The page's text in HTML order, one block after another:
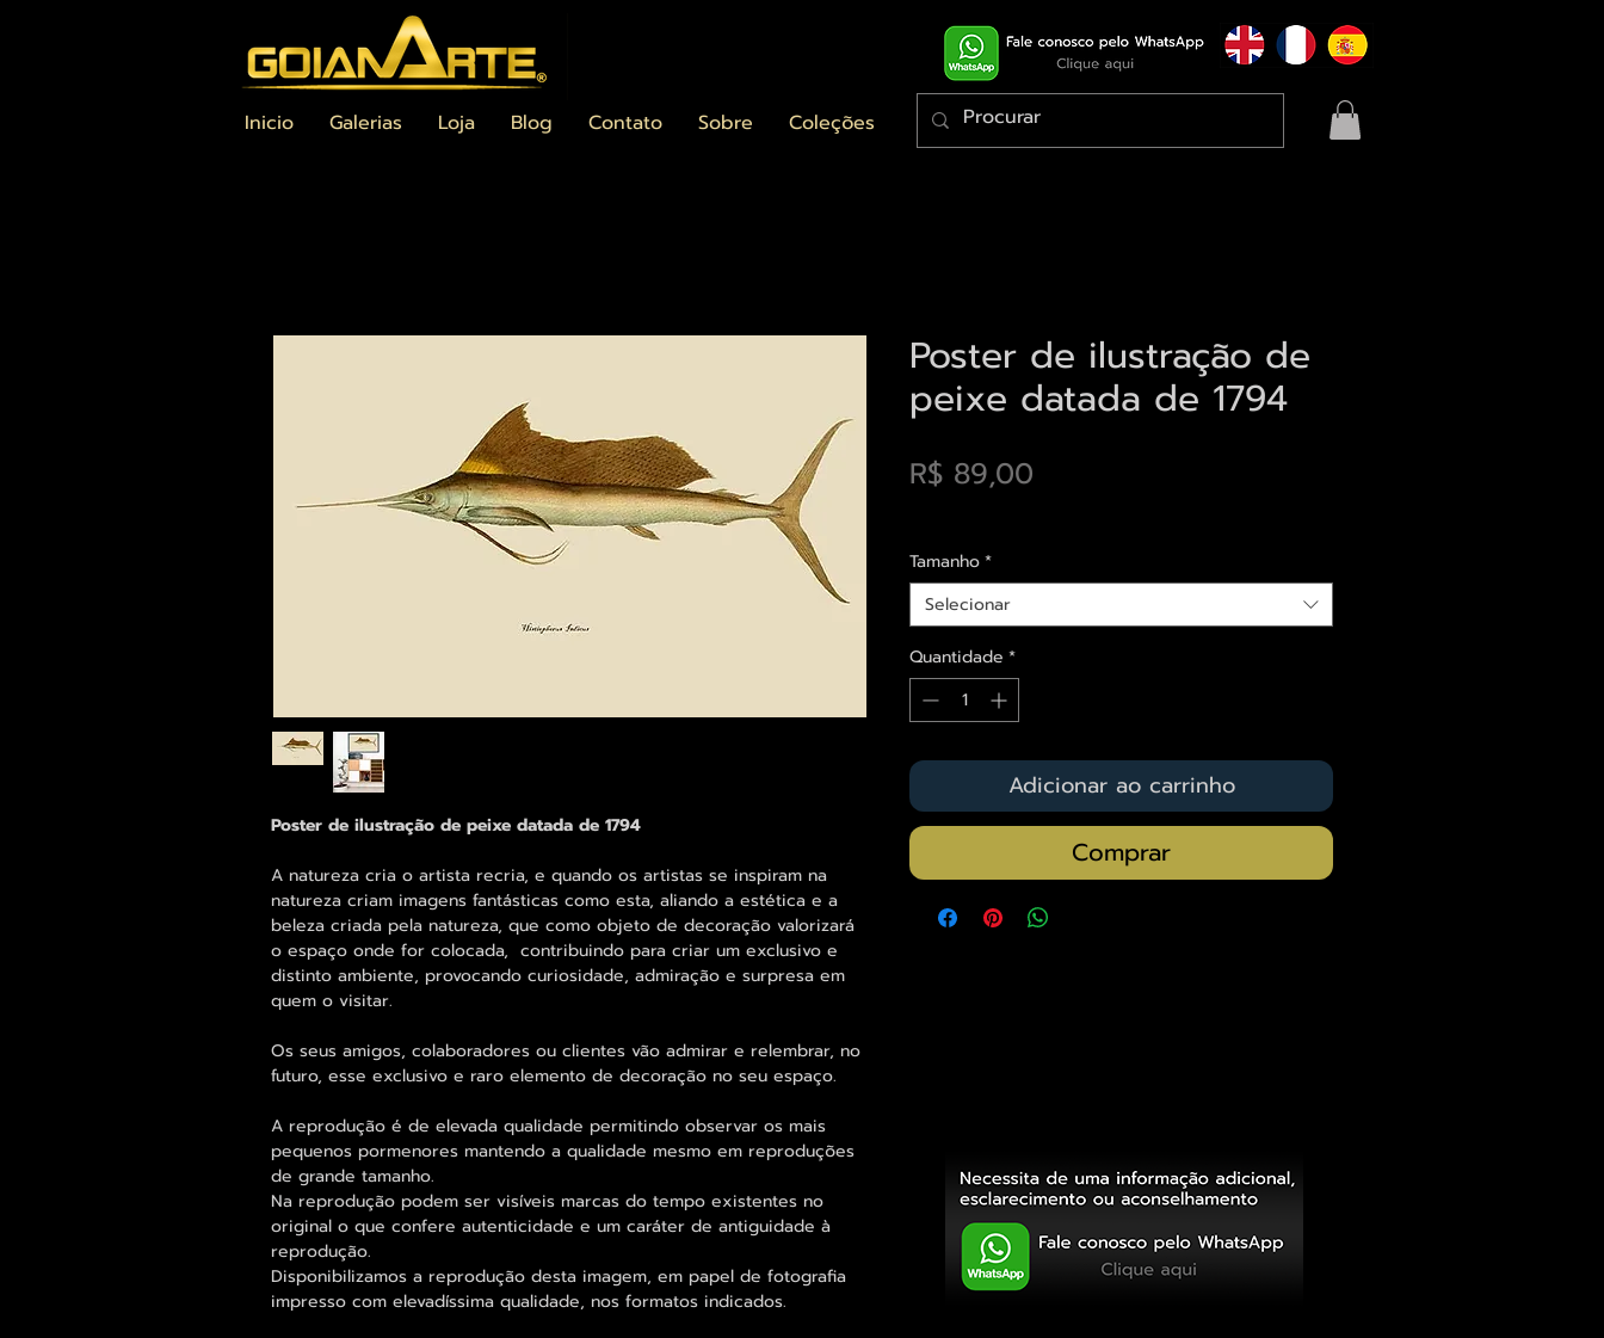
Inicio Galerias Loja Blog Contato Sobre Coleções
Poster de ilustração de peixe datada de 1794
A natureza cria o artista recria, e quando os artistas se inspiram na
natureza criam imagens fantásticas como esta, aliando a estética e a
beleza criada pela natureza, que como objeto de decoração valorizará
o espaço onde for colocada, contribuindo para criar um exclusivo e
distinto ambiente, provocando curiosidade, admiração e surpresa em
quem o visitar.
Os seus amigos, colaboradores ou clientes vão admirar e relembrar, no
futuro, esse exclusivo e raro elemento de decoração no seu espaço.
A reprodução é de elevada qualidade permitindo observar os mais
pequenos pormenores mantendo a qualidade mesmo em reproduções
de grande tamanho.
Na reprodução podem ser visíveis marcas do tempo existentes no
original o que confere autenticidade e um caráter de antiguidade à
reprodução.
Disponibilizamos a reprodução desta imagem, em papel de fotografia
impresso com elevadíssima qualidade, nos formatos indicados.
Poster de ilustração de
peixe datada de 1794
R$ 89,00
Tamanho*
Selecionar
Quantidade *
Adicionar ao carrinho
Comprar